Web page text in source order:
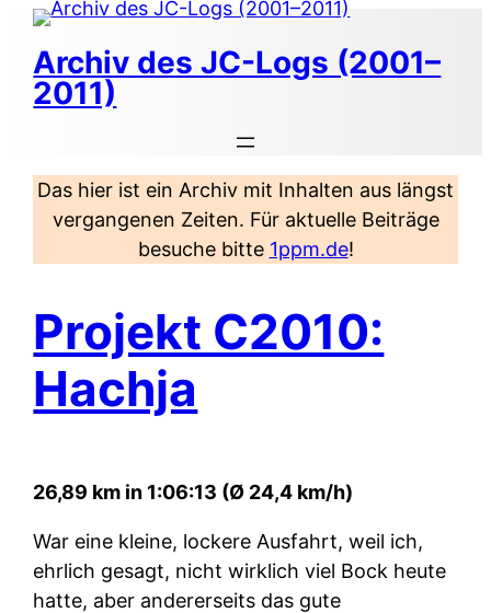
Zum
Inhalt
springen
Archiv des JC-Logs (2001–
2011)
Das hier ist ein Archiv mit Inhalten aus längst
vergangenen Zeiten. Für aktuelle Beiträge
besuche bitte 1ppm.de!
Projekt C2010:
Hachja
26,89 km in 1:06:13 (Ø 24,4 km/h)
War eine kleine, lockere Ausfahrt, weil ich,
ehrlich gesagt, nicht wirklich viel Bock heute
hatte, aber andererseits das gute